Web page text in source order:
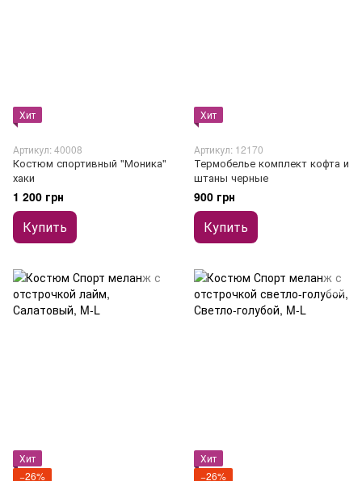
Хит
Артикул: 40008
Костюм спортивный "Моника"
хаки
1 200 грн
Купить
Хит
Артикул: 12170
Термобелье комплект кофта и
штаны черные
900 грн
Купить
Хит
−26%
Хит
−26%